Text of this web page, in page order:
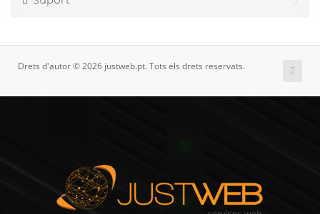
Drets d'autor © 2026 justweb.pt. Tots els drets reservats.